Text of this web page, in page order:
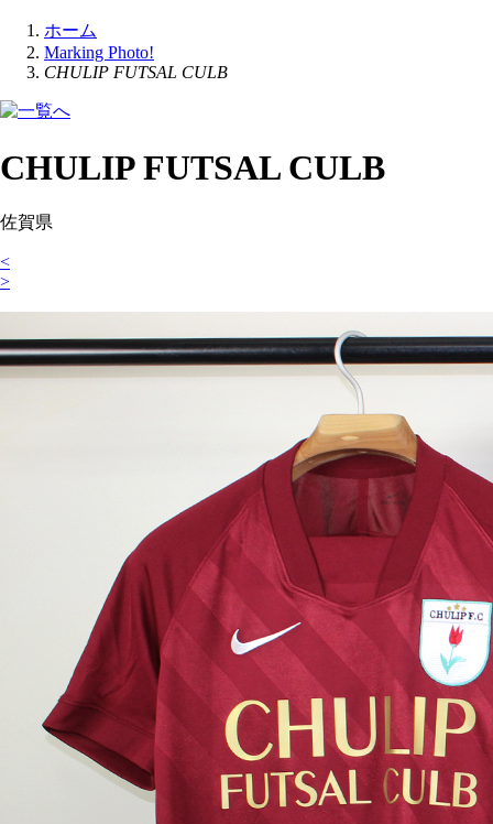
ホーム
Marking Photo!
CHULIP FUTSAL CULB
CHULIP FUTSAL CULB
佐賀県
<
>